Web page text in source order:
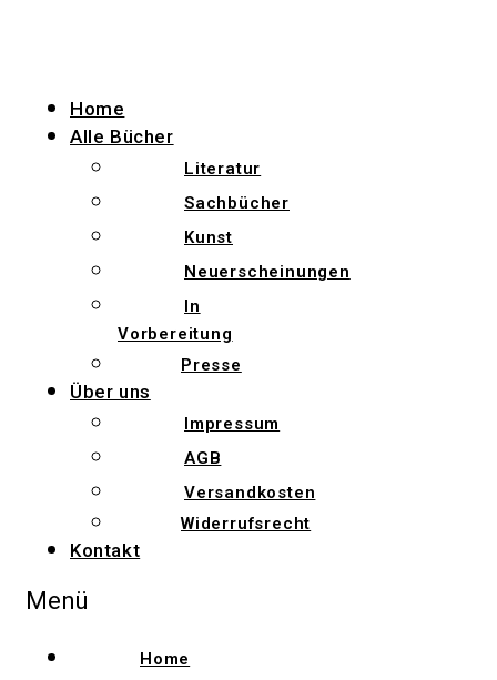
Home
Alle Bücher
Literatur
Sachbücher
Kunst
Neuerscheinungen
In
Vorbereitung
Presse
Über uns
Impressum
AGB
Versandkosten
Widerrufsrecht
Kontakt
Menü
Home